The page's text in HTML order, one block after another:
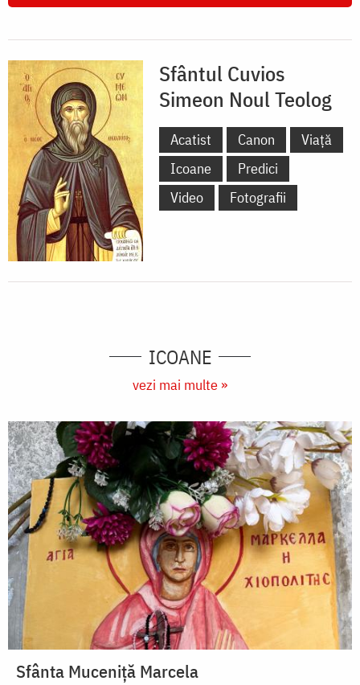
Sfântul Cuvios
Simeon Noul Teolog
Acatist Canon
Viață
Icoane
Predici
Video
Fotografii
ICOANE
vezi mai multe »
Sfânta Muceniță Marcela